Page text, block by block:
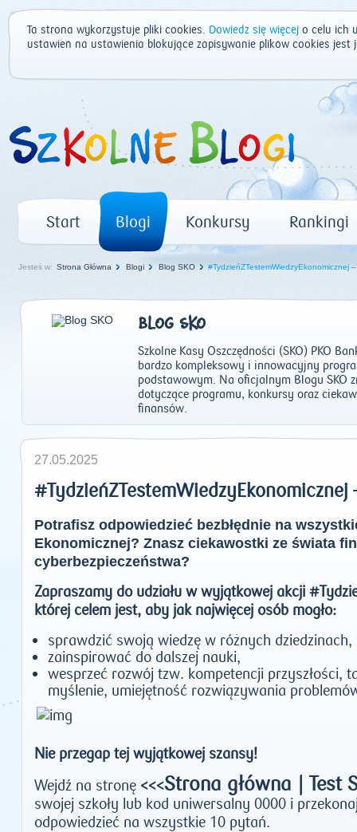
Ta strona wykorzystuje pliki cookies. Dowiedz się więcej o celu ich
ustawień na ustawienia blokujące zapisywanie plików cookies
Start Blogi Konkursy Rankingi
Jesteś w: Strona Główna Blogi Blog SKO #TydzieńZTestemWiedzyEkonomicznej
BLOG SKO
Szkolne Kasy Oszczędności (SKO) PKO
bardzo kompleksowy i innowacyjny
podstawowym. Na oficjalnym Blogu SKO
dotyczące programu, konkursy oraz
finansów.
27.05.2025
#TydzieńZTestemWiedzyEkonomicznej
Potrafisz odpowiedzieć bezbłędnie na
Ekonomicznej? Znasz ciekawostki ze świata
cyberbezpieczeństwa?
Zapraszamy do udziału w wyjątkowej akcji
której celem jest, aby jak najwięcej osób mogło:
sprawdzić swoją wiedzę w różnych dziedzinach,
zainspirować do dalszej nauki,
wesprzeć rozwój tzw. kompetencji przyszłości,
myślenie, umiejętność rozwiązywania
Nie przegap tej wyjątkowej szansy!
Wejdź na stronę <<<Strona główna | Test
swojej szkoły lub kod uniwersalny 0000 i
odpowiedzieć na wszystkie 10 pytań.